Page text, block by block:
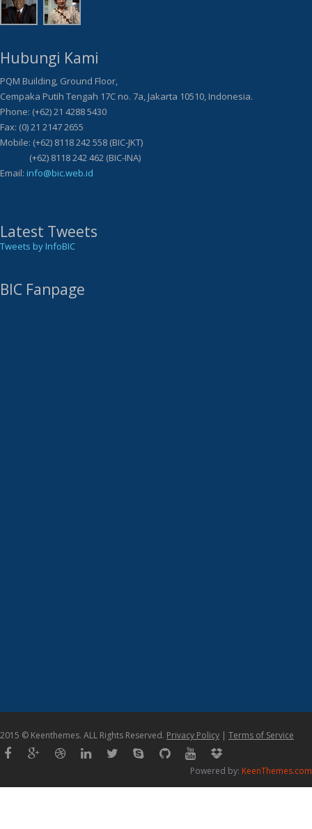
Hubungi Kami
PQM Building, Ground Floor,
Cempaka Putih Tengah 17C no. 7a, Jakarta 10510, Indonesia.
Phone: (+62) 21 4288 5430
Fax: (0) 21 2147 2655
Mobile: (+62) 8118 242 558 (BIC-JKT)
(+62) 8118 242 462 (BIC-INA)
Email: info@bic.web.id
Latest Tweets
Tweets by InfoBIC
BIC Fanpage
2015 © Keenthemes. ALL Rights Reserved. Privacy Policy | Terms of Service
Powered by: KeenThemes.com